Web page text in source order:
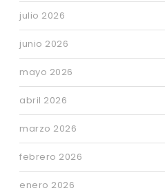
julio 2026
junio 2026
mayo 2026
abril 2026
marzo 2026
febrero 2026
enero 2026